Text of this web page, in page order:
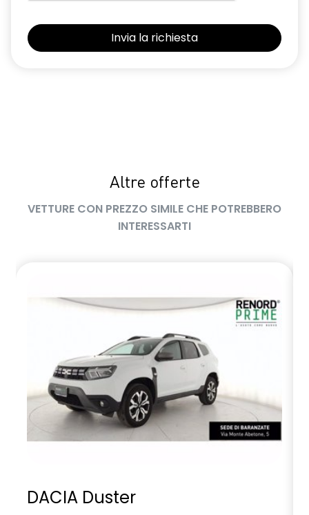
Altre offerte
VETTURE CON PREZZO SIMILE CHE POTREBBERO
INTERESSARTI
DACIA Duster